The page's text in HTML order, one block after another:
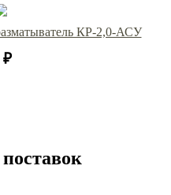
КР-2,0-АСУ
₽